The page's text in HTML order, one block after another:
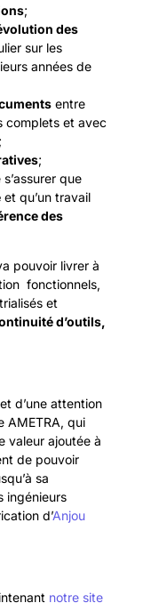
;
des
sur les
années de
entre
complets et avec
;
que
et qu’un travail
des
pouvoir livrer à
fonctionnels,
et
d’outils,
d’une attention
AMETRA, qui
valeur ajoutée à
de pouvoir
sa
ingénieurs
d’Anjou
notre site